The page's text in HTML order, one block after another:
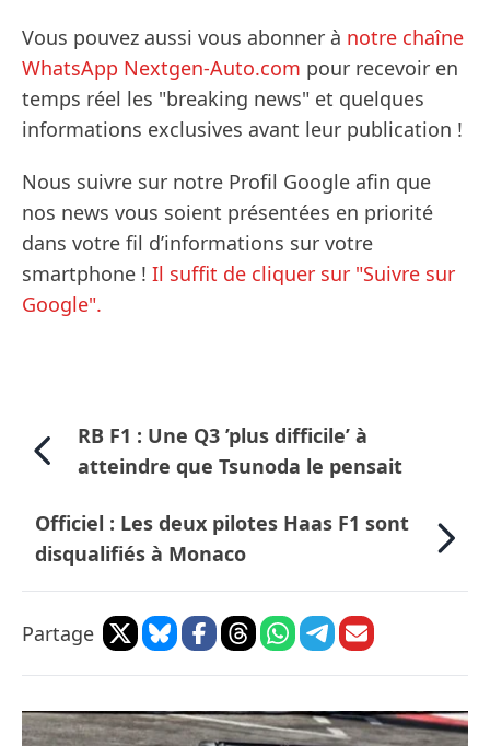
Vous pouvez aussi vous abonner à notre chaîne
WhatsApp Nextgen-Auto.com pour recevoir en
temps réel les "breaking news" et quelques
informations exclusives avant leur publication !
Nous suivre sur notre Profil Google afin que
nos news vous soient présentées en priorité
dans votre fil d’informations sur votre
smartphone ! Il suffit de cliquer sur "Suivre sur
Google".
RB F1 : Une Q3 ’plus difficile’ à
atteindre que Tsunoda le pensait
Officiel : Les deux pilotes Haas F1 sont
disqualifiés à Monaco
Partage